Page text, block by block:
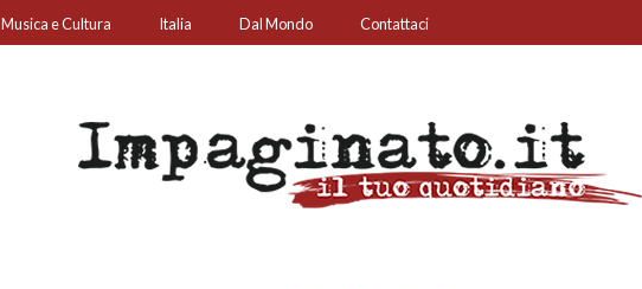
Musica e Cultura Italia Dal Mondo Contattaci